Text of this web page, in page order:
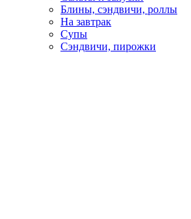
Блины, сэндвичи, роллы
На завтрак
Супы
Сэндвичи, пирожки